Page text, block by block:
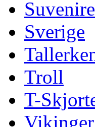
Sverige
Troll
T-
Vikinger